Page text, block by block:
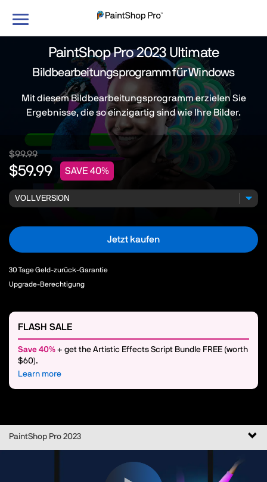
Navigation
PaintShop Pro 2023 Ultimate
Bildbearbeitungsprogramm für Windows
Mit diesem Bildbearbeitungsprogramm erzielen Sie
Ergebnisse, die so einzigartig sind wie Ihre Bilder.
$99.99
$59.99 SAVE 40%
Jetzt kaufen
30 Tage Geld-zurück-Garantie
Upgrade-Berechtigung
FLASH SALE
Save 40% + get the Artistic Effects Script Bundle FREE (worth
$60).
Learn more
PaintShop Pro 2023